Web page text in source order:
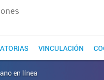
VINCULACIÓN
en línea